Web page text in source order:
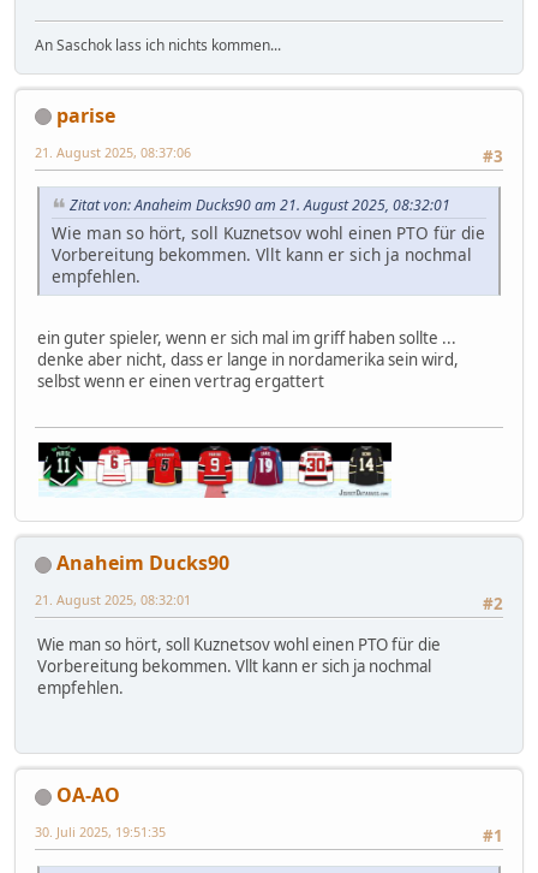
An Saschok lass ich nichts kommen...
parise
#3
21. August 2025, 08:37:06
Zitat von: Anaheim Ducks90 am 21. August 2025, 08:32:01
Wie man so hört, soll Kuznetsov wohl einen PTO für die
Vorbereitung bekommen. Vllt kann er sich ja nochmal
empfehlen.
ein guter spieler, wenn er sich mal im griff haben sollte ...
denke aber nicht, dass er lange in nordamerika sein wird,
selbst wenn er einen vertrag ergattert
Anaheim Ducks90
#2
21. August 2025, 08:32:01
Wie man so hört, soll Kuznetsov wohl einen PTO für die
Vorbereitung bekommen. Vllt kann er sich ja nochmal
empfehlen.
OA-AO
#1
30. Juli 2025, 19:51:35